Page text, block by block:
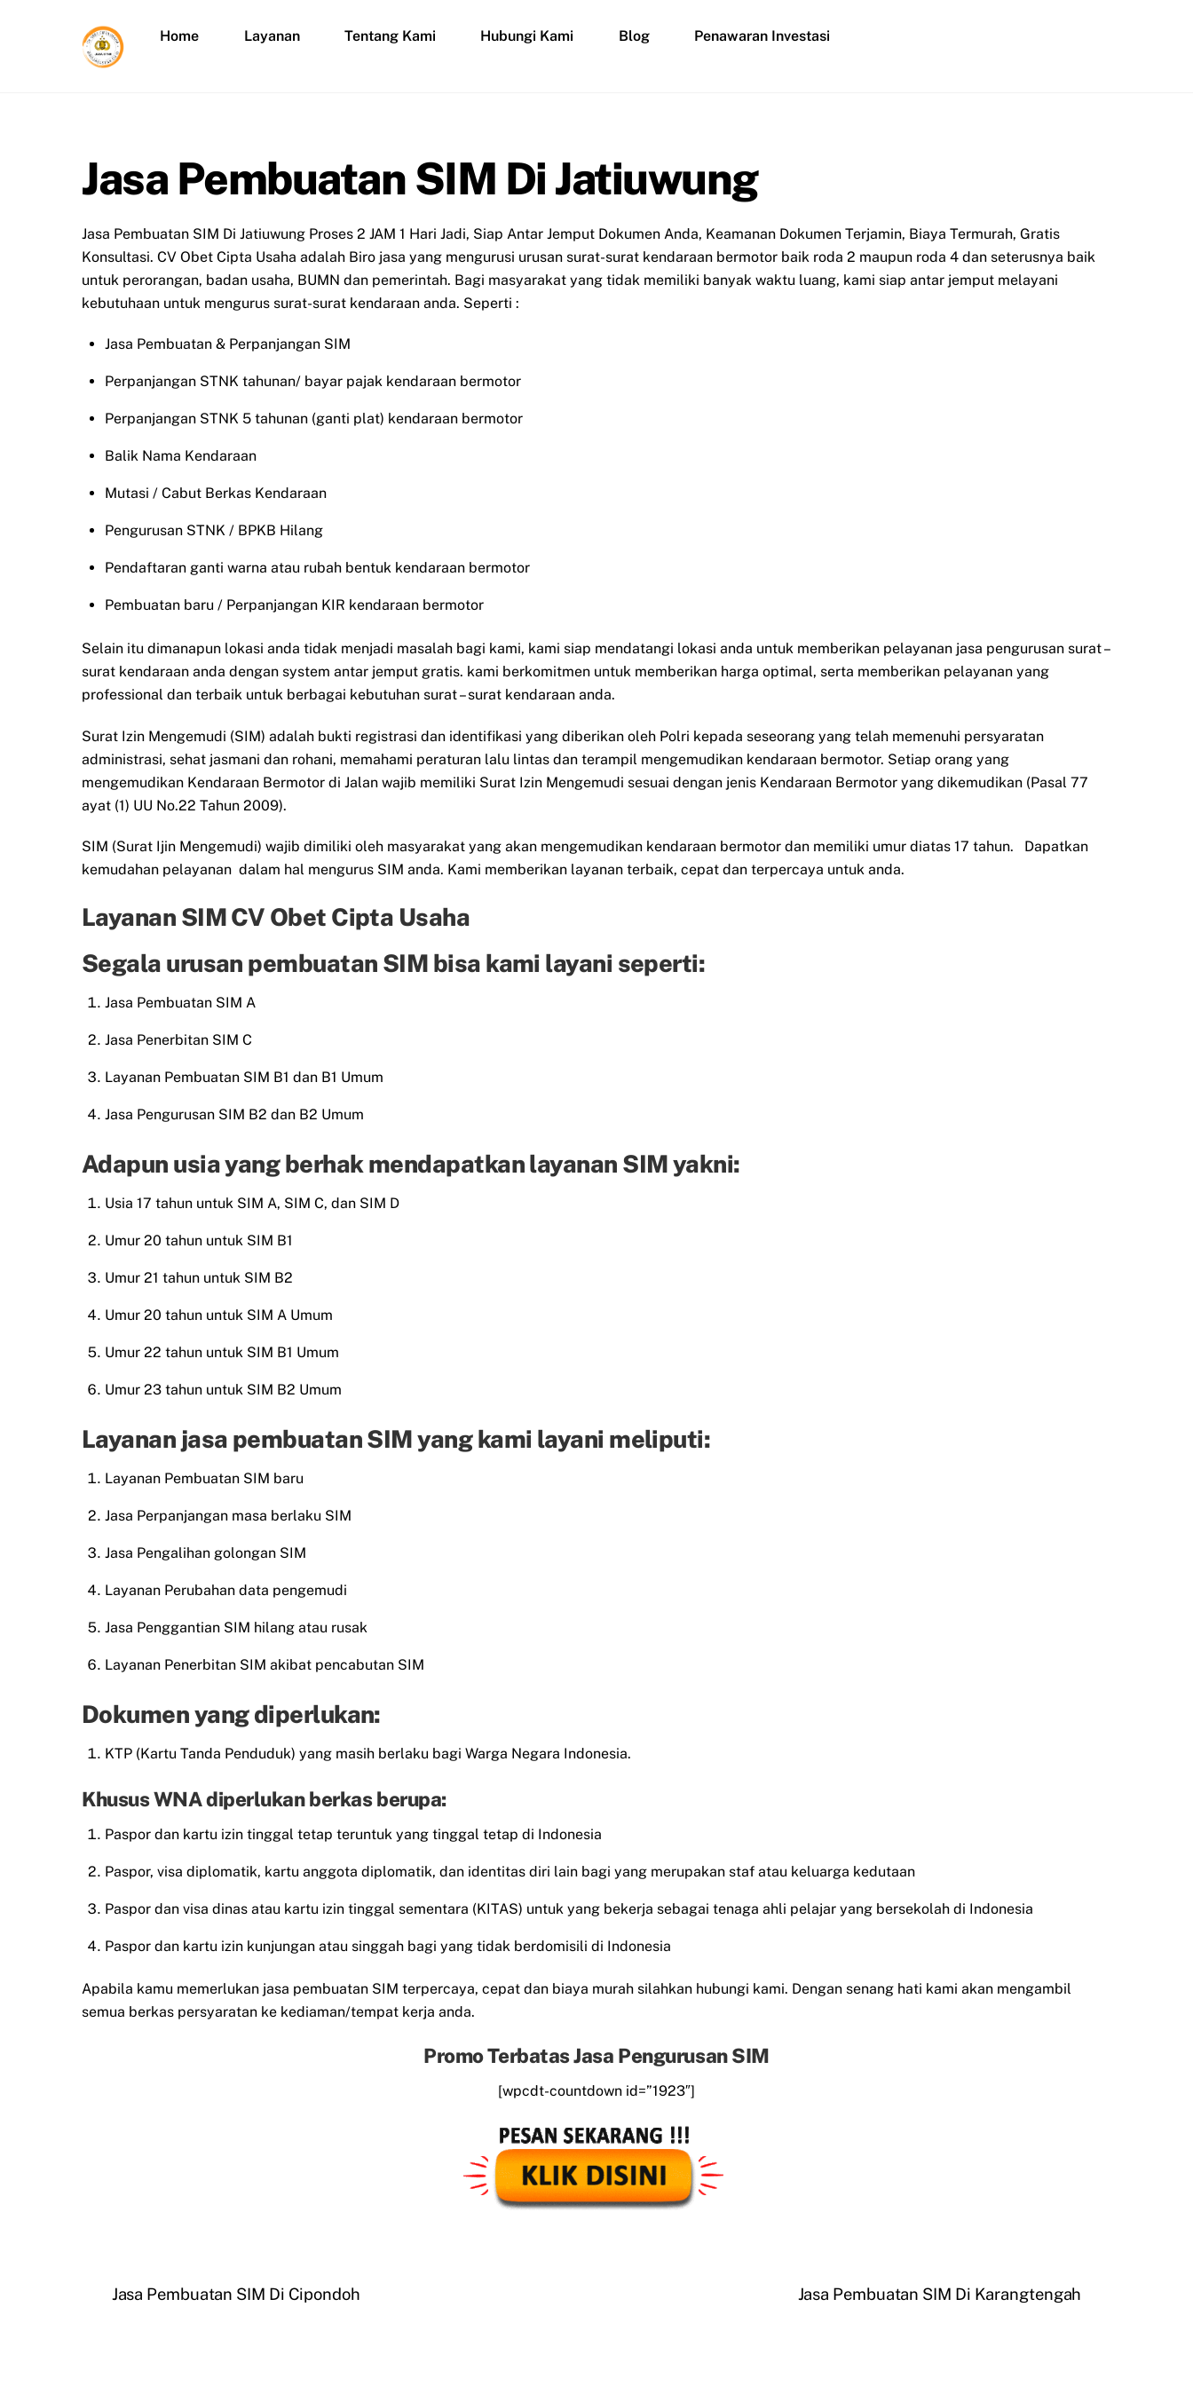
Home Layanan Tentang Kami Hubungi Kami Blog Penawaran Investasi
Jasa Pembuatan SIM Di Jatiuwung
Jasa Pembuatan SIM Di Jatiuwung Proses 2 JAM 1 Hari Jadi, Siap Antar Jemput Dokumen Anda, Keamanan Dokumen Terjamin, Biaya Termurah, Gratis
Konsultasi. CV Obet Cipta Usaha adalah Biro jasa yang mengurusi urusan surat-surat kendaraan bermotor baik roda 2 maupun roda 4 dan seterusnya baik
untuk perorangan, badan usaha, BUMN dan pemerintah. Bagi masyarakat yang tidak memiliki banyak waktu luang, kami siap antar jemput melayani
kebutuhaan untuk mengurus surat-surat kendaraan anda. Seperti :
Jasa Pembuatan & Perpanjangan SIM
Perpanjangan STNK tahunan/ bayar pajak kendaraan bermotor
Perpanjangan STNK 5 tahunan (ganti plat) kendaraan bermotor
Balik Nama Kendaraan
Mutasi / Cabut Berkas Kendaraan
Pengurusan STNK / BPKB Hilang
Pendaftaran ganti warna atau rubah bentuk kendaraan bermotor
Pembuatan baru / Perpanjangan KIR kendaraan bermotor
Selain itu dimanapun lokasi anda tidak menjadi masalah bagi kami, kami siap mendatangi lokasi anda untuk memberikan pelayanan jasa pengurusan surat –
surat kendaraan anda dengan system antar jemput gratis. kami berkomitmen untuk memberikan harga optimal, serta memberikan pelayanan yang
professional dan terbaik untuk berbagai kebutuhan surat – surat kendaraan anda.
Surat Izin Mengemudi (SIM) adalah bukti registrasi dan identifikasi yang diberikan oleh Polri kepada seseorang yang telah memenuhi persyaratan
administrasi, sehat jasmani dan rohani, memahami peraturan lalu lintas dan terampil mengemudikan kendaraan bermotor. Setiap orang yang
mengemudikan Kendaraan Bermotor di Jalan wajib memiliki Surat Izin Mengemudi sesuai dengan jenis Kendaraan Bermotor yang dikemudikan (Pasal 77
ayat (1) UU No.22 Tahun 2009).
SIM (Surat Ijin Mengemudi) wajib dimiliki oleh masyarakat yang akan mengemudikan kendaraan bermotor dan memiliki umur diatas 17 tahun. Dapatkan
kemudahan pelayanan dalam hal mengurus SIM anda. Kami memberikan layanan terbaik, cepat dan terpercaya untuk anda.
Layanan SIM CV Obet Cipta Usaha
Segala urusan pembuatan SIM bisa kami layani seperti:
Jasa Pembuatan SIM A
Jasa Penerbitan SIM C
Layanan Pembuatan SIM B1 dan B1 Umum
Jasa Pengurusan SIM B2 dan B2 Umum
Adapun usia yang berhak mendapatkan layanan SIM yakni:
Usia 17 tahun untuk SIM A, SIM C, dan SIM D
Umur 20 tahun untuk SIM B1
Umur 21 tahun untuk SIM B2
Umur 20 tahun untuk SIM A Umum
Umur 22 tahun untuk SIM B1 Umum
Umur 23 tahun untuk SIM B2 Umum
Layanan jasa pembuatan SIM yang kami layani meliputi:
Layanan Pembuatan SIM baru
Jasa Perpanjangan masa berlaku SIM
Jasa Pengalihan golongan SIM
Layanan Perubahan data pengemudi
Jasa Penggantian SIM hilang atau rusak
Layanan Penerbitan SIM akibat pencabutan SIM
Dokumen yang diperlukan:
KTP (Kartu Tanda Penduduk) yang masih berlaku bagi Warga Negara Indonesia.
Khusus WNA diperlukan berkas berupa:
Paspor dan kartu izin tinggal tetap teruntuk yang tinggal tetap di Indonesia
Paspor, visa diplomatik, kartu anggota diplomatik, dan identitas diri lain bagi yang merupakan staf atau keluarga kedutaan
Paspor dan visa dinas atau kartu izin tinggal sementara (KITAS) untuk yang bekerja sebagai tenaga ahli pelajar yang bersekolah di Indonesia
Paspor dan kartu izin kunjungan atau singgah bagi yang tidak berdomisili di Indonesia
Apabila kamu memerlukan jasa pembuatan SIM terpercaya, cepat dan biaya murah silahkan hubungi kami. Dengan senang hati kami akan mengambil
semua berkas persyaratan ke kediaman/tempat kerja anda.
Promo Terbatas Jasa Pengurusan SIM
[wpcdt-countdown id=”1923″]
Jasa Pembuatan SIM Di Cipondoh Jasa Pembuatan SIM Di Karangtengah